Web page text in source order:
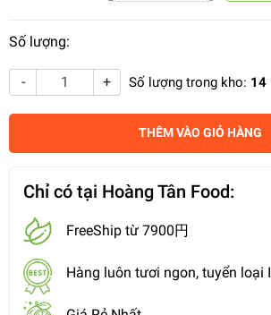
Số lượng:
- + Số lượng trong kho: 14
THÊM VÀO GIỎ HÀNG
Chỉ có tại Hoàng Tân Food:
FreeShip từ 7900円
Hàng luôn tươi ngon, tuyển loại I